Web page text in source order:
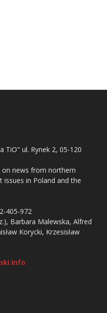
TiO" ul. Rynek 2, 05-120
news from northern
in Poland and the
405-972
Barbara Malewska, Alfred
Korycki, Krzesisław